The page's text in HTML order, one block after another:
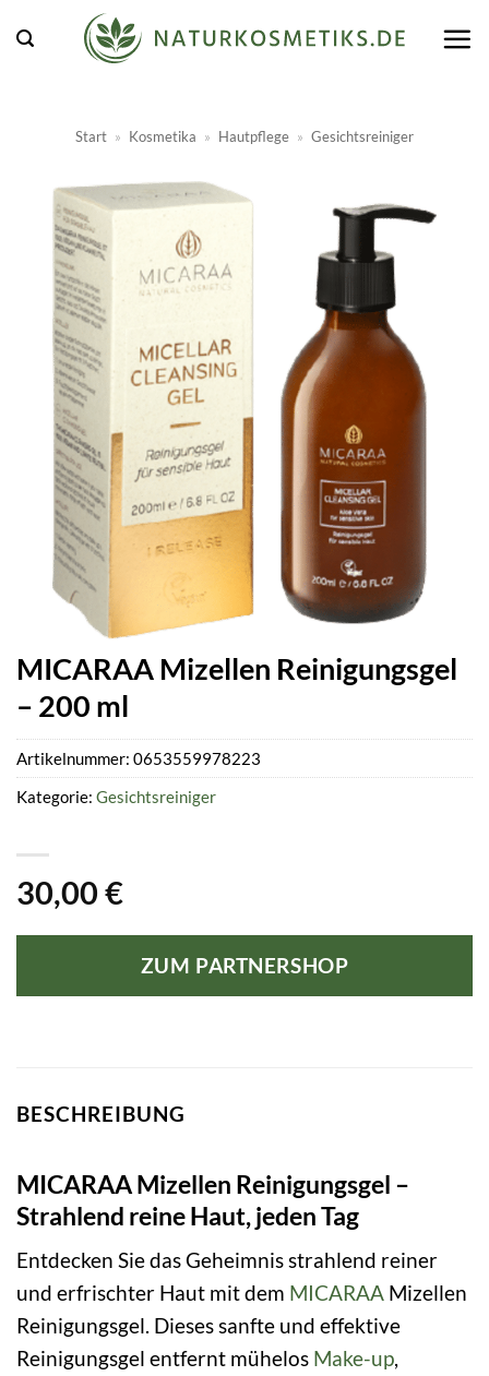
Inhalt
Start » Kosmetika » Hautpflege » Gesichtsreiniger
MICARAA Mizellen Reinigungsgel
– 200 ml
30,00 €
ZUM PARTNERSHOP
Artikelnummer: 0653559978223
Kategorie: Gesichtsreiniger
BESCHREIBUNG
MICARAA Mizellen Reinigungsgel –
Strahlend reine Haut, jeden Tag
Entdecken Sie das Geheimnis strahlend reiner
und erfrischter Haut mit dem MICARAA Mizellen
Reinigungsgel. Dieses sanfte und effektive
Reinigungsgel entfernt mühelos Make-up,